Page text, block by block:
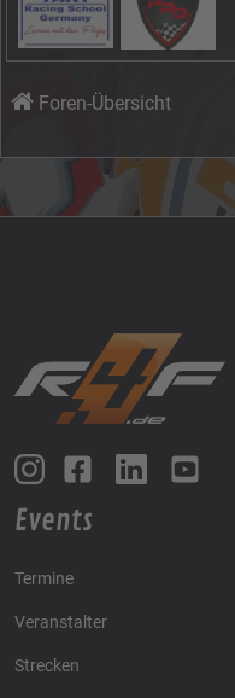
Foren-Übersicht
Events
Termine
Veranstalter
Strecken